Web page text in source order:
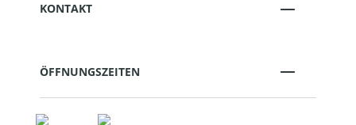
KONTAKT
ÖFFNUNGSZEITEN